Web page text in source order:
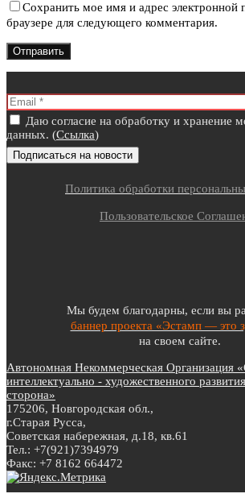
Сохранить мое имя и адрес электронной
браузере для следующего комментария.
Даю согласие на обработку и хранение
данных. (Ссылка)
Политика обработки
Пользовательское
Мы будем благодарны, если вы
баннер проекта «Эстамп — это
на своем сайте.
Автономная Некоммерческая Организация
интеллектуально - художественного
сторона»
175206, Новгородская обл.,
г.Старая Русса,
Советская набережная, д.18, кв.61
Тел.: +7(921)7394979
Факс: +7 8162 664472